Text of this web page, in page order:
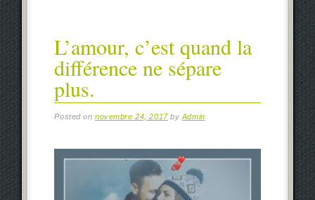
L’amour, c’est quand la
différence ne sépare
plus.
Posted onnovembre 24, 2017 by Admin